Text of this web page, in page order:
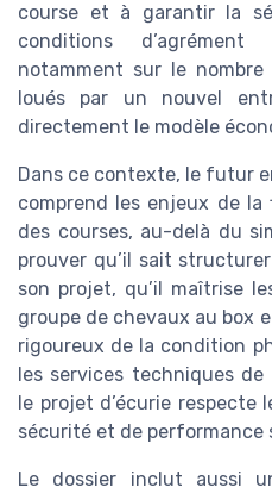
course et à garantir la
conditions d’agrément
notamment sur le
loués par un nouvel
directement le modèle
Dans ce contexte, le futur
comprend les enjeux de
des courses, au-delà du
prouver qu’il sait
son projet, qu’il maîtrise
groupe de chevaux au box
rigoureux de la condition
les services techniques
le projet d’écurie respecte
sécurité et de performance
Le dossier inclut aussi